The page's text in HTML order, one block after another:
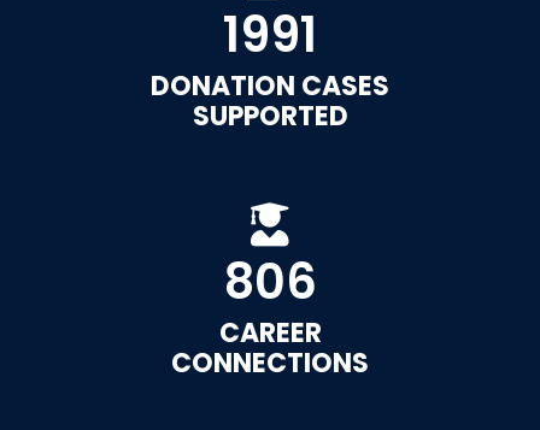
1991
DONATION CASES
SUPPORTED
806
CAREER
CONNECTIONS